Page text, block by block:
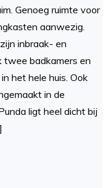
Genoeg ruimte voor
aanwezig.
inbraak- en
twee badkamers en
het hele huis. Ook
in de
ligt heel dicht bij